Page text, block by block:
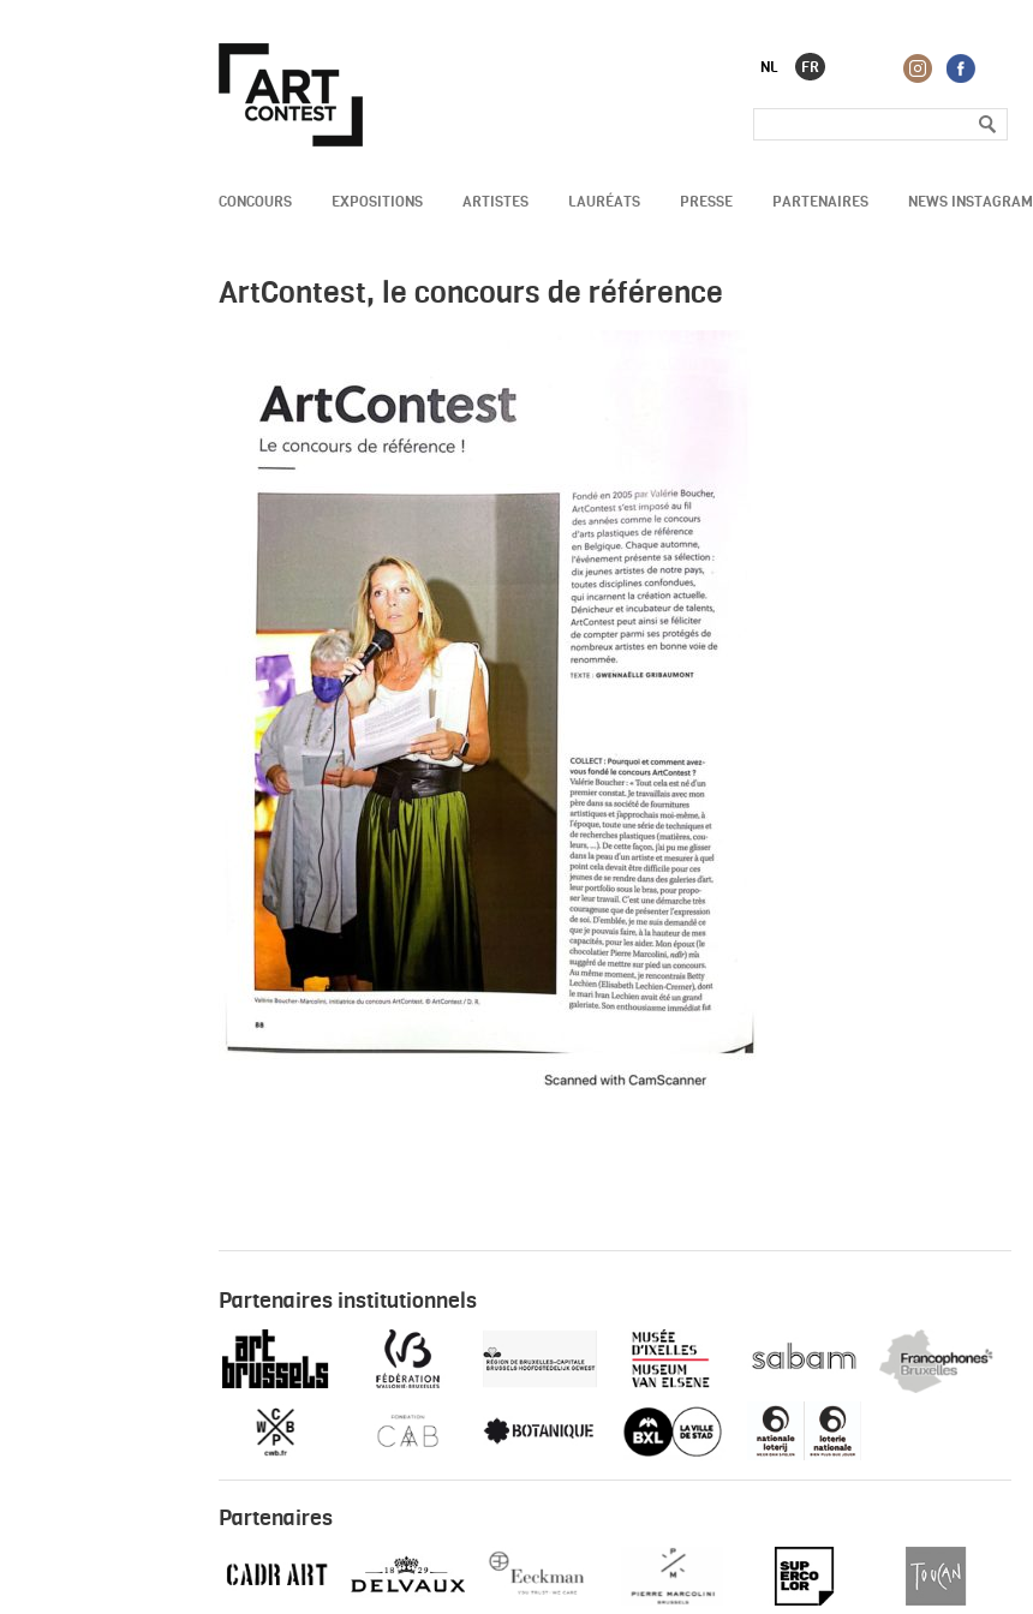
NL FR
CONCOURS EXPOSITIONS ARTISTES LAURÉATS PRESSE PARTENAIRES NEWS INSTAGRAM
ArtContest, le concours de référence
Partenaires institutionnels
Partenaires